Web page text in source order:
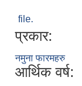
file.
प्रकार:
नमुना फारमहरु
आर्थिक वर्ष: